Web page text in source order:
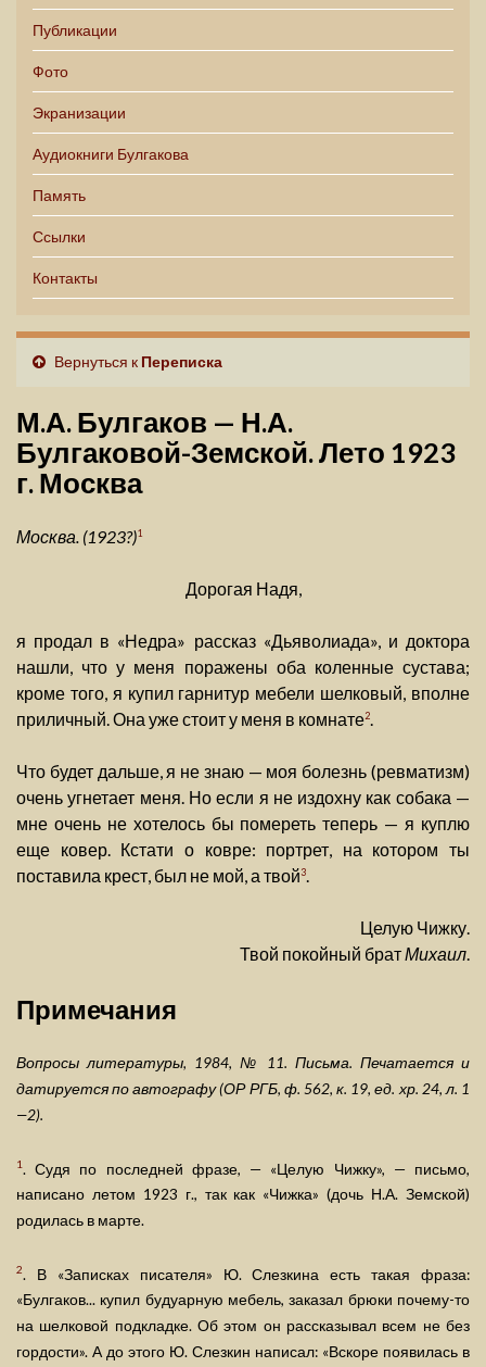
Публикации
Фото
Экранизации
Аудиокниги Булгакова
Память
Ссылки
Контакты
Вернуться к Переписка
М.А. Булгаков — Н.А.
Булгаковой-Земской. Лето 1923
г. Москва
Москва. (1923?)1
Дорогая Надя,
я продал в «Недра» рассказ «Дьяволиада», и доктора
нашли, что у меня поражены оба коленные сустава;
кроме того, я купил гарнитур мебели шелковый, вполне
приличный. Она уже стоит у меня в комнате2.
Что будет дальше, я не знаю — моя болезнь (ревматизм)
очень угнетает меня. Но если я не издохну как собака —
мне очень не хотелось бы помереть теперь — я куплю
еще ковер. Кстати о ковре: портрет, на котором ты
поставила крест, был не мой, а твой3.
Целую Чижку.
Твой покойный братМихаил.
Примечания
Вопросы литературы, 1984, № 11. Письма. Печатается и
датируется по автографу (ОР РГБ, ф. 562, к. 19, ед. хр. 24, л. 1
—2).
1. Судя по последней фразе, — «Целую Чижку», — письмо,
написано летом 1923 г., так как «Чижка» (дочь Н.А. Земской)
родилась в марте.
2. В «Записках писателя» Ю. Слезкина есть такая фраза:
«Булгаков... купил будуарную мебель, заказал брюки почему-то
на шелковой подкладке. Об этом он рассказывал всем не без
гордости». А до этого Ю. Слезкин написал: «Вскоре появилась в